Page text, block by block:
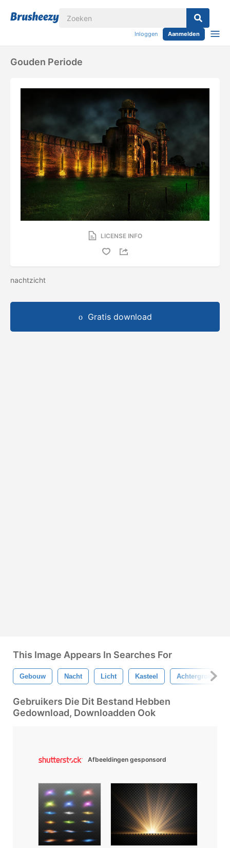
Inloggen Aanmelden
Gouden Periode
LICENSE INFO
nachtzicht
Gratis download
This Image Appears In Searches For
Gebouw Nacht Licht Kasteel Achtergrond
Gebruikers Die Dit Bestand Hebben
Gedownload, Downloadden Ook
Afbeeldingen gesponsord